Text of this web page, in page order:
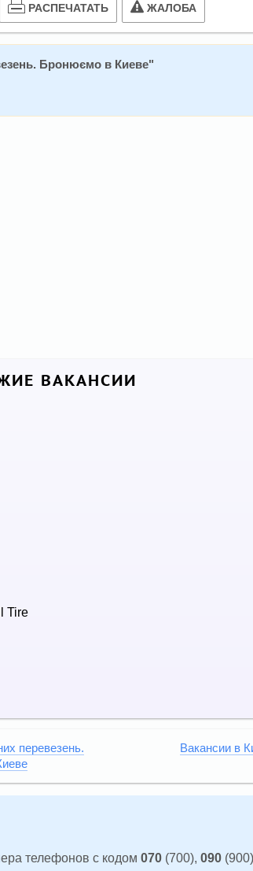
РАСПЕЧАТАТЬ ЖАЛОБА
Бронюємо в Киеве"
ВАКАНСИИ
Tire
перевезень.
Вакансии в
телефонов с кодом 070 (700), 090